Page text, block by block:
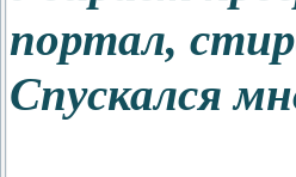
портал,
Спускался